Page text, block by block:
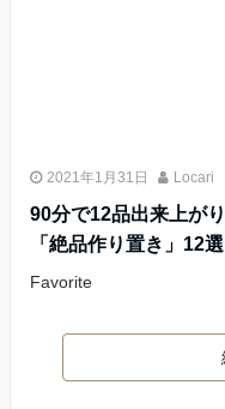
2021年1月31日 Locari
90分で12品出来上が
「絶品作り置き」12選
Favorite